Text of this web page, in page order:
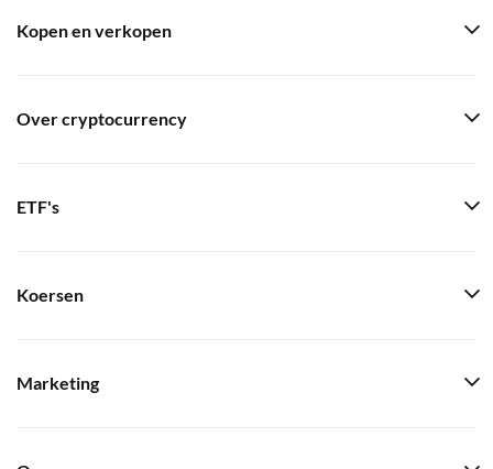
Kopen en verkopen
Over cryptocurrency
ETF's
Koersen
Marketing